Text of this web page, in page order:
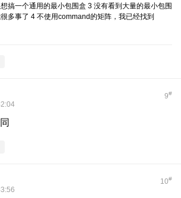
搞一个通用的最小包围盒 3 没有看到大量的最小包围
多事了 4 不使用command的矩阵，我已经找到
9#
10#